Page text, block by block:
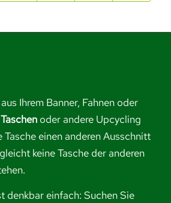
Ihrem Banner, Fahnen oder
oder andere Upcycling
Tasche einen anderen Ausschnitt
keine Tasche der anderen
denkbar einfach: Suchen Sie